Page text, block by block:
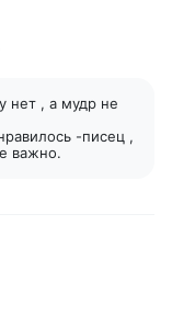
нет , а мудр не
-писец ,
важно.